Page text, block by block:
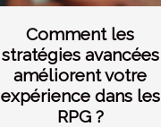
Comment les
stratégies avancées
améliorent votre
expérience dans les
RPG ?